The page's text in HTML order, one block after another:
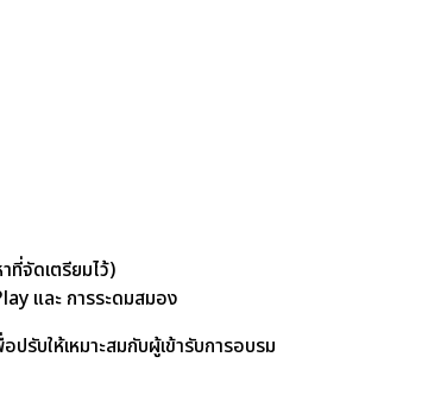
ที่จัดเตรียมไว้)
และ การระดมสมอง
รับให้เหมาะสมกับผู้เข้ารับการอบรม